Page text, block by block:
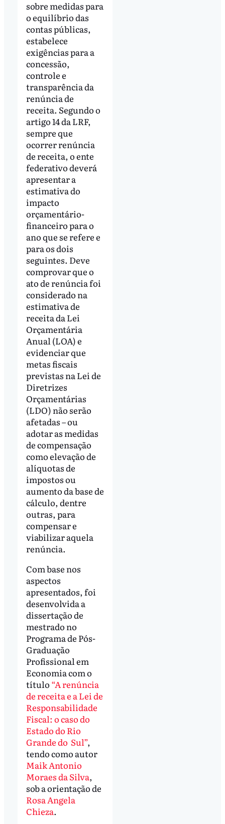
sobre medidas para
o equilíbrio das
contas públicas,
estabelece
exigências para a
concessão,
controle e
transparência da
renúncia de
receita. Segundo o
artigo 14 da LRF,
sempre que
ocorrer renúncia
de receita, o ente
federativo deverá
apresentar a
estimativa do
impacto
orçamentário-
financeiro para o
ano que se refere e
para os dois
seguintes. Deve
comprovar que o
ato de renúncia foi
considerado na
estimativa de
receita da Lei
Orçamentária
Anual (LOA) e
evidenciar que
metas fiscais
previstas na Lei de
Diretrizes
Orçamentárias
(LDO) não serão
afetadas – ou
adotar as medidas
de compensação
como elevação de
alíquotas de
impostos ou
aumento da base de
cálculo, dentre
outras, para
compensar e
viabilizar aquela
renúncia.
Com base nos
aspectos
apresentados, foi
desenvolvida a
dissertação de
mestrado no
Programa de Pós-
Graduação
Profissional em
Economia com o
título “A renúncia
de receita e a Lei de
Responsabilidade
Fiscal: o caso do
Estado do Rio
Grande do Sul”,
tendo como autor
Maik Antonio
Moraes da Silva,
sob a orientação de
Rosa Angela
Chieza.